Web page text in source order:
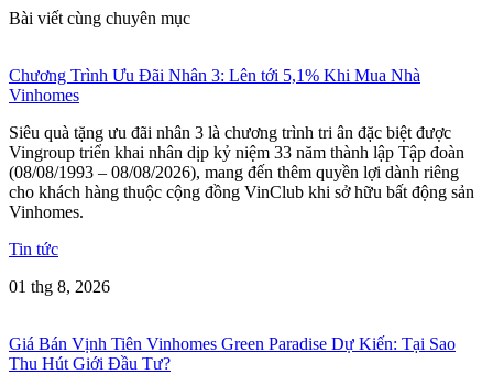
Bài viết cùng chuyên mục
Chương Trình Ưu Đãi Nhân 3: Lên tới 5,1% Khi Mua Nhà
Vinhomes
Siêu quà tặng ưu đãi nhân 3 là chương trình tri ân đặc biệt được
Vingroup triển khai nhân dịp kỷ niệm 33 năm thành lập Tập đoàn
(08/08/1993 – 08/08/2026), mang đến thêm quyền lợi dành riêng
cho khách hàng thuộc cộng đồng VinClub khi sở hữu bất động sản
Vinhomes.
Tin tức
01 thg 8, 2026
Giá Bán Vịnh Tiên Vinhomes Green Paradise Dự Kiến: Tại Sao
Thu Hút Giới Đầu Tư?